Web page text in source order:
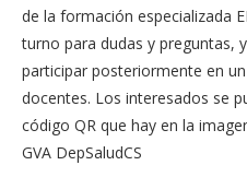
de la formación especializada
turno para dudas y preguntas,
participar posteriormente en
docentes. Los interesados se
código QR que hay en la
GVA DepSaludCS